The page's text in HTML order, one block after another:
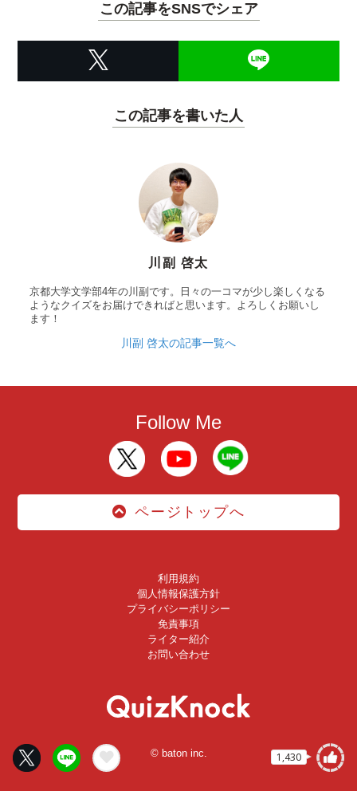
1,430
この記事をSNSでシェア
この記事を書いた人
川副 啓太
京都大学文学部4年の川副です。日々の一コマが少し楽しくなる
ようなクイズをお届けできればと思います。よろしくお願いし
ます！
川副 啓太の記事一覧へ
Follow Me
ページトップへ
利用規約
個人情報保護方針
プライバシーポリシー
免責事項
ライター紹介
お問い合わせ
© baton inc.